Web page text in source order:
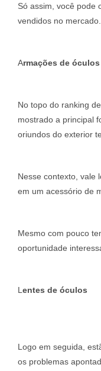
Só assim, você pode
vendidos no mercado.
Armações de óculos
No topo do ranking
mostrado a principal
oriundos do exterior
Nesse contexto, vale
em um acessório de
Mesmo com pouco
oportunidade
L entes de óculos
Logo em seguida,
os problemas